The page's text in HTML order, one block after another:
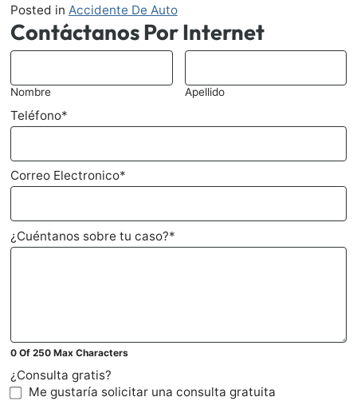
Posted in Accidente De Auto
Contáctanos Por Internet
*
Nombre Apellido
Teléfono*
Correo Electronico*
¿Cuéntanos sobre tu caso?*
0 Of 250 Max Characters
¿Consulta gratis?
Me gustaría solicitar una consulta gratuita